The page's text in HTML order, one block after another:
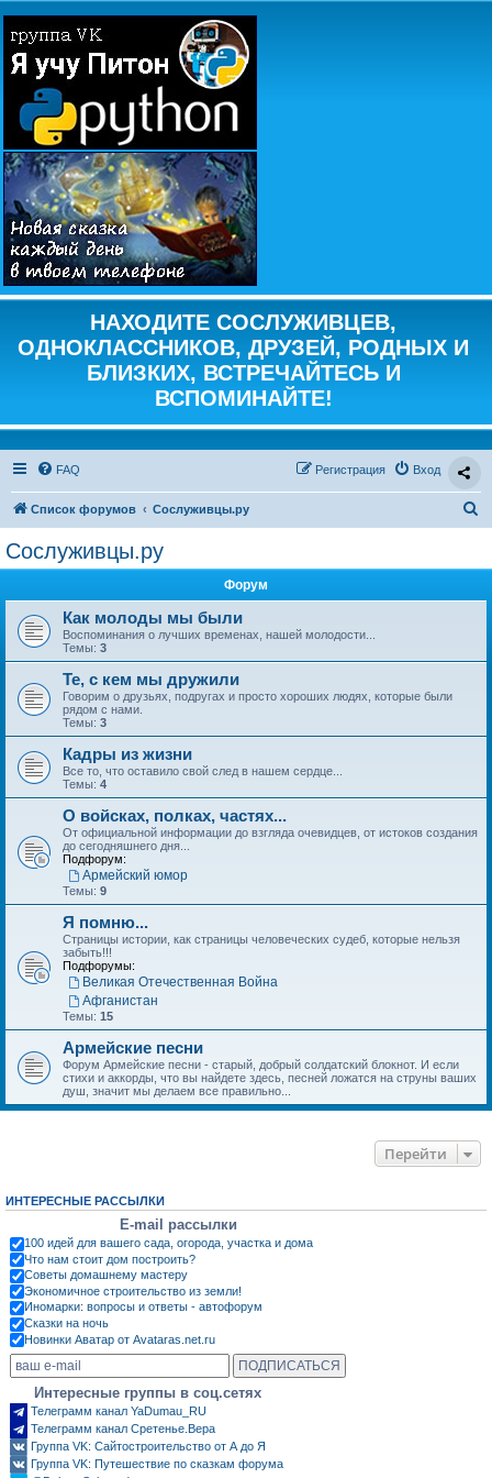
НАХОДИТЕ СОСЛУЖИВЦЕВ,
ОДНОКЛАССНИКОВ, ДРУЗЕЙ, РОДНЫХ И
БЛИЗКИХ, ВСТРЕЧАЙТЕСЬ И
ВСПОМИНАЙТЕ!
FAQ Вход
Регистрация
Список форумов Сослуживцы.ру
Сослуживцы.ру
Форум
Как молоды мы были
Воспоминания о лучших временах, нашей молодости...
Темы: 3
Те, с кем мы дружили
Говорим о друзьях, подругах и просто хороших людях, которые были
рядом с нами.
Темы: 3
Кадры из жизни
Все то, что оставило свой след в нашем сердце...
Темы: 4
О войсках, полках, частях...
От официальной информации до взгляда очевидцев, от истоков создания
до сегодняшнего дня...
Подфорум:
Армейский юмор
Темы: 9
Я помню...
Страницы истории, как страницы человеческих судеб, которые нельзя
забыть!!!
Подфорумы:
Великая Отечественная Война
Афганистан
Темы: 15
Армейские песни
Форум Армейские песни - старый, добрый солдатский блокнот. И если
стихи и аккорды, что вы найдете здесь, песней ложатся на струны ваших
душ, значит мы делаем все правильно...
Перейти
ИНТЕРЕСНЫЕ РАССЫЛКИ
E-mail рассылки
100 идей для вашего сада, огорода, участка и дома
Что нам стоит дом построить?
Советы домашнему мастеру
Экономичное строительство из земли!
Иномарки: вопросы и ответы - автофорум
Сказки на ночь
Новинки Аватар от Avataras.net.ru
Интересные группы в соц.сетях
Телеграмм канал YaDumau_RU
Телеграмм канал Сретенье.Вера
Группа VK: Сайтостроительство от А до Я
Группа VK: Путешествие по сказкам форума